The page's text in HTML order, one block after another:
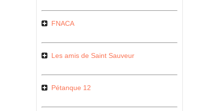
FNACA
Les amis de Saint Sauveur
Pétanque 12